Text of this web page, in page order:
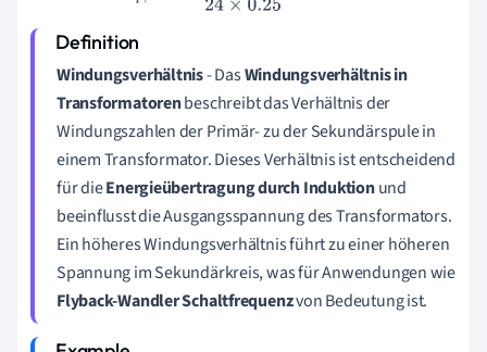
Windungsverhältnis- DasWindungsverhältnis in
Transformatorenbeschreibt das Verhältnis der
Windungszahlen der Primär- zu der Sekundärspule in
einem Transformator. Dieses Verhältnis ist entscheidend
für dieEnergieübertragung durch Induktionund
beeinflusst die Ausgangsspannung des Transformators.
Ein höheres Windungsverhältnis führt zu einer höheren
Spannung im Sekundärkreis, was für Anwendungen wie
Flyback-Wandler Schaltfrequenzvon Bedeutung ist.